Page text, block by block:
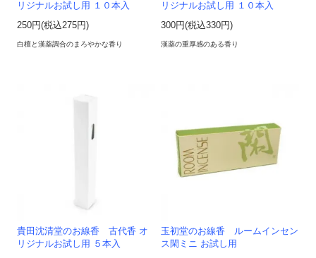
リジナルお試し用 １０本入
250円(税込275円)
白檀と漢薬調合のまろやかな香り
リジナルお試し用 １０本入
300円(税込330円)
漢薬の重厚感のある香り
貴田沈清堂のお線香 古代香 オ
リジナルお試し用 ５本入
玉初堂のお線香 ルームインセン
ス閑ミニ お試し用